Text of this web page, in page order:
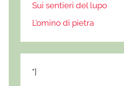
Sui sentieri del lupo
L’omino di pietra
"]